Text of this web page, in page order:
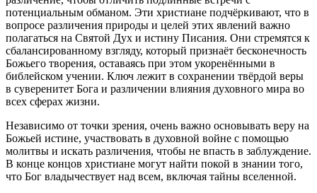
потенциальным обманом. Эти христиане подчёркивают, что в
вопросе различения природы и целей этих явлений важно
полагаться на Святой Дух и истину Писания. Они стремятся к
сбалансированному взгляду, который признаёт бесконечность
Божьего творения, оставаясь при этом укоренёнными в
библейском учении. Ключ лежит в сохранении твёрдой веры
в суверенитет Бога и различении влияния духовного мира во
всех сферах жизни.
Независимо от точки зрения, очень важно основывать веру на
Божьей истине, участвовать в духовной войне с помощью
молитвы и искать различения, чтобы не впасть в заблуждение.
В конце концов христиане могут найти покой в знании того,
что Бог владычествует над всем, включая тайны вселенной.